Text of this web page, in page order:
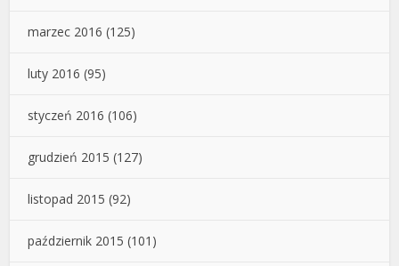
marzec 2016 (125)
luty 2016 (95)
styczeń 2016 (106)
grudzień 2015 (127)
listopad 2015 (92)
październik 2015 (101)